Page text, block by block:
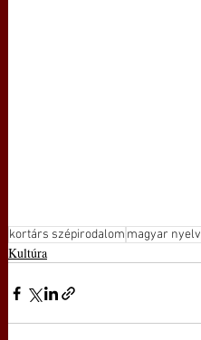
kortárs szépirodalom magyar nyelv
Kultúra